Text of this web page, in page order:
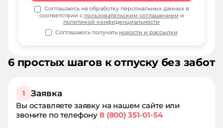
6 простых шагов к отпуску без забот
1 Заявка
Вы оставляете заявку на нашем сайте или
звоните по телефону8 (800) 351-01-54
Соглашаюсь на обработку персональных данных в
соответствии с пользовательским соглашением и
политикой конфиденциальности
Соглашаюсь получать новости и рассылки